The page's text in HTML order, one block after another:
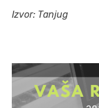
Izvor: Tanjug